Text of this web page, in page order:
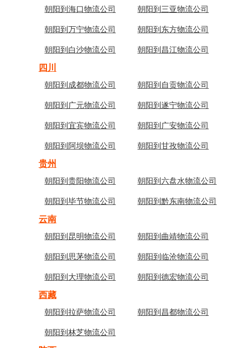
朝阳到海口物流公司 朝阳到三亚物流公司
朝阳到万宁物流公司 朝阳到东方物流公司
朝阳到白沙物流公司 朝阳到昌江物流公司
四川
朝阳到成都物流公司 朝阳到自贡物流公司
朝阳到广元物流公司 朝阳到遂宁物流公司
朝阳到宜宾物流公司 朝阳到广安物流公司
朝阳到阿坝物流公司 朝阳到甘孜物流公司
贵州
朝阳到贵阳物流公司 朝阳到六盘水物流公司
朝阳到毕节物流公司 朝阳到黔东南物流公司
云南
朝阳到昆明物流公司 朝阳到曲靖物流公司
朝阳到思茅物流公司 朝阳到临沧物流公司
朝阳到大理物流公司 朝阳到德宏物流公司
西藏
朝阳到拉萨物流公司 朝阳到昌都物流公司
朝阳到林芝物流公司